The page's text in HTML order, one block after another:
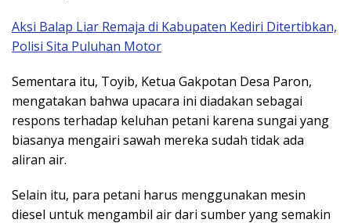
Aksi Balap Liar Remaja di Kabupaten Kediri Ditertibkan,
Polisi Sita Puluhan Motor
Sementara itu, Toyib, Ketua Gakpotan Desa Paron,
mengatakan bahwa upacara ini diadakan sebagai
respons terhadap keluhan petani karena sungai yang
biasanya mengairi sawah mereka sudah tidak ada
aliran air.
Selain itu, para petani harus menggunakan mesin
diesel untuk mengambil air dari sumber yang semakin